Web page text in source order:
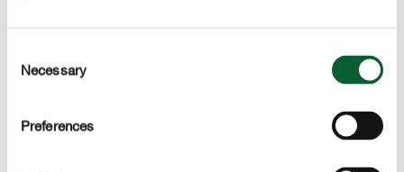
Selection
Necessary
Preferences